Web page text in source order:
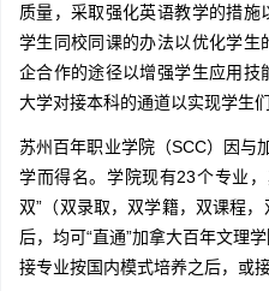
质量，采取强化英语教学的措
学生同校同课的办法以优化学
企合作的途径以增强学生应用
大学对接本科的通道以实现学生
苏州百年职业学院（SCC）因与
学而得名。学院现有23个专业
双”（双录取，双学籍，双课程
后，均可“直通”加拿大百年文理
接专业按国内模式培养之后，或